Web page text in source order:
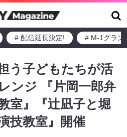
# 配信延長決定! # M-1グラン
う子どもたちが活
ンジ 『片岡一郎弁
室』『辻凪子と堀
技教室』開催